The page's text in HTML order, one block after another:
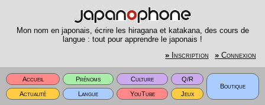
Mon nom en japonais, écrire les hiragana et katakana, des cours de
langue : tout pour apprendre le japonais !
» Inscription » Connexion
Accueil Prénoms Culture
Q/R
Boutique
Actualité
Langue YouTube Jeux